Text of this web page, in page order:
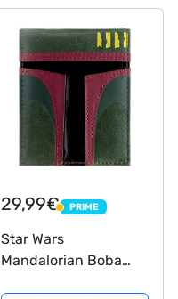
29,99€ PRIME
PRIME
Star Wars
Mandalorian Boba